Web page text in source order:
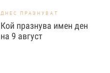
ДНЕС ПРАЗНУВАТ
Кой празнува имен ден
на 9 август